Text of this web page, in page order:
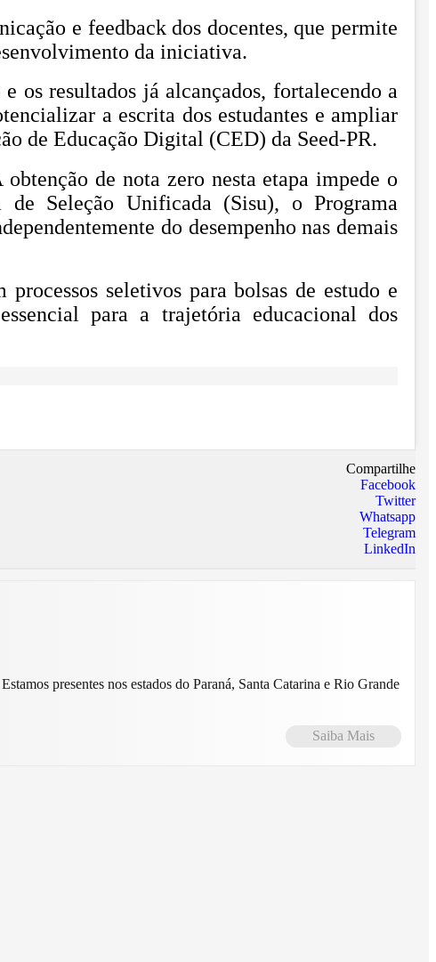
e feedback dos docentes, que permite
da iniciativa.
os resultados já alcançados, fortalecendo a
a escrita dos estudantes e ampliar
de Educação Digital (CED) da Seed-PR.
de nota zero nesta etapa impede o
Seleção Unificada (Sisu), o Programa
do desempenho nas demais
seletivos para bolsas de estudo e
para a trajetória educacional dos
Compartilhe
Facebook
Twitter
Whatsapp
Telegram
LinkedIn
Saiba Mais